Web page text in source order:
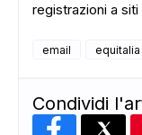
registrazioni a
email equitalia
Condividi